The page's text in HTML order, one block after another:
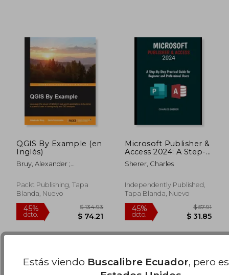
dcto. $ 32.13 dcto.
QGIS By Example (en
Inglés)
Bruy, Alexander ;
Packt Publishing, Tapa
Blanda, Nuevo
Microsoft Publisher &
Access 2024: A Step-
by-Step Practical
Guide for Beginner
Users (en Inglés)
Sherer, Charles
Independently Published,
Tapa Blanda, Nuevo
Estás viendo Buscalibre Ecuador, pero